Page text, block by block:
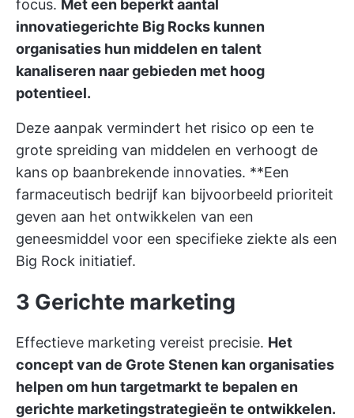
focus. Met een beperkt aantal
innovatiegerichte Big Rocks kunnen
organisaties hun middelen en talent
kanaliseren naar gebieden met hoog
potentieel.
Deze aanpak vermindert het risico op een te
grote spreiding van middelen en verhoogt de
kans op baanbrekende innovaties. **Een
farmaceutisch bedrijf kan bijvoorbeeld prioriteit
geven aan het ontwikkelen van een
geneesmiddel voor een specifieke ziekte als een
Big Rock initiatief.
3 Gerichte marketing
Effectieve marketing vereist precisie. Het
concept van de Grote Stenen kan organisaties
helpen om hun targetmarkt te bepalen en
gerichte marketingstrategieën te ontwikkelen.